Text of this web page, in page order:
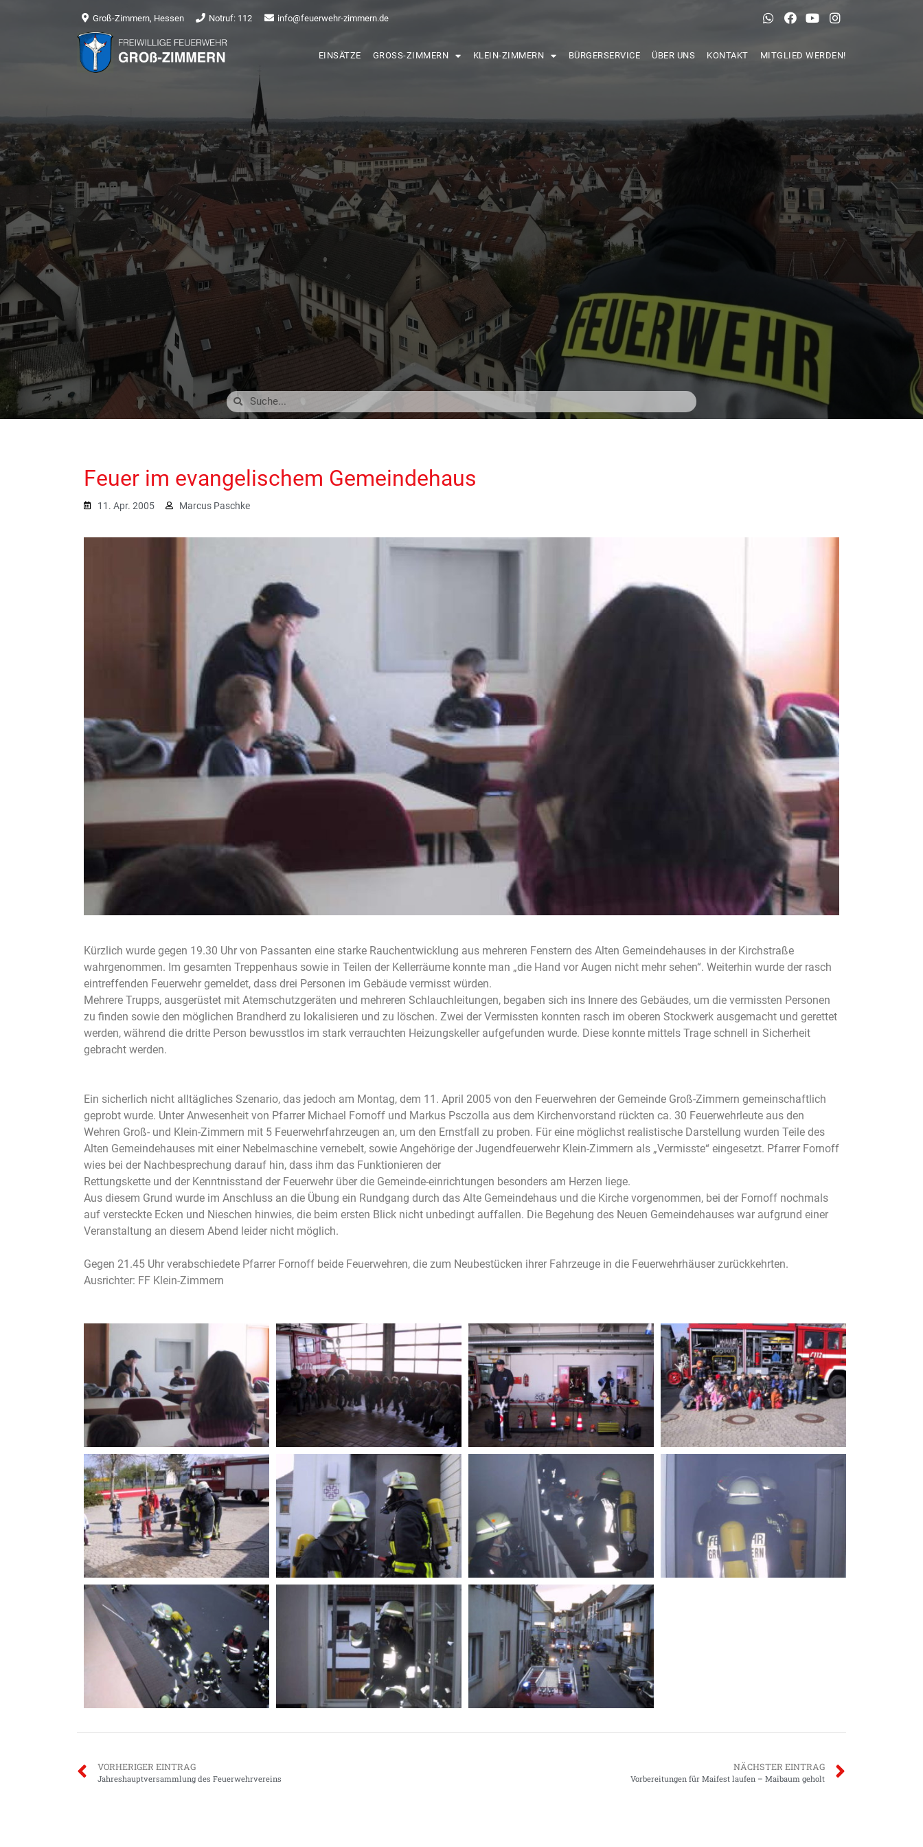
Groß-Zimmern, Hessen Notruf: 112 info@feuerwehr-zimmern.de
EINSÄTZE GROSS-ZIMMERN KLEIN-ZIMMERN BÜRGERSERVICE ÜBER UNS KONTAKT MITGLIED WERDEN!
Feuer im evangelischem Gemeindehaus
11. Apr. 2005 Marcus Paschke
Kürzlich wurde gegen 19.30 Uhr von Passanten eine starke Rauchentwicklung aus mehreren Fenstern des Alten Gemeindehauses in der Kirchstraße
wahrgenommen. Im gesamten Treppenhaus sowie in Teilen der Kellerräume konnte man „die Hand vor Augen nicht mehr sehen“. Weiterhin wurde der rasch
eintreffenden Feuerwehr gemeldet, dass drei Personen im Gebäude vermisst würden.
Mehrere Trupps, ausgerüstet mit Atemschutzgeräten und mehreren Schlauchleitungen, begaben sich ins Innere des Gebäudes, um die vermissten Personen
zu finden sowie den möglichen Brandherd zu lokalisieren und zu löschen. Zwei der Vermissten konnten rasch im oberen Stockwerk ausgemacht und gerettet
werden, während die dritte Person bewusstlos im stark verrauchten Heizungskeller aufgefunden wurde. Diese konnte mittels Trage schnell in Sicherheit
gebracht werden.
Ein sicherlich nicht alltägliches Szenario, das jedoch am Montag, dem 11. April 2005 von den Feuerwehren der Gemeinde Groß-Zimmern gemeinschaftlich
geprobt wurde. Unter Anwesenheit von Pfarrer Michael Fornoff und Markus Psczolla aus dem Kirchenvorstand rückten ca. 30 Feuerwehrleute aus den
Wehren Groß- und Klein-Zimmern mit 5 Feuerwehrfahrzeugen an, um den Ernstfall zu proben. Für eine möglichst realistische Darstellung wurden Teile des
Alten Gemeindehauses mit einer Nebelmaschine vernebelt, sowie Angehörige der Jugendfeuerwehr Klein-Zimmern als „Vermisste“ eingesetzt. Pfarrer Fornoff
wies bei der Nachbesprechung darauf hin, dass ihm das Funktionieren der
Rettungskette und der Kenntnisstand der Feuerwehr über die Gemeinde-einrichtungen besonders am Herzen liege.
Aus diesem Grund wurde im Anschluss an die Übung ein Rundgang durch das Alte Gemeindehaus und die Kirche vorgenommen, bei der Fornoff nochmals
auf versteckte Ecken und Nieschen hinwies, die beim ersten Blick nicht unbedingt auffallen. Die Begehung des Neuen Gemeindehauses war aufgrund einer
Veranstaltung an diesem Abend leider nicht möglich.
Gegen 21.45 Uhr verabschiedete Pfarrer Fornoff beide Feuerwehren, die zum Neubestücken ihrer Fahrzeuge in die Feuerwehrhäuser zurückkehrten.
Ausrichter: FF Klein-Zimmern
VORHERIGER EINTRAG
Jahreshauptversammlung des Feuerwehrvereins
NÄCHSTER EINTRAG
Vorbereitungen für Maifest laufen – Maibaum geholt